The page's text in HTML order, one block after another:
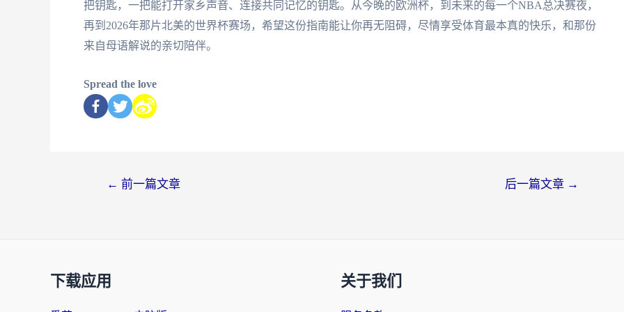
把钥匙，一把能打开家乡声音、连接共同记忆的钥匙。从今晚的欧洲杯，到未来的每一个NBA总决赛夜，
再到2026年那片北美的世界杯赛场，希望这份指南能让你再无阻碍，尽情享受体育最本真的快乐，和那份
来自母语解说的亲切陪伴。
Spread the love
← 前一篇文章 后一篇文章 →
下载应用 关于我们